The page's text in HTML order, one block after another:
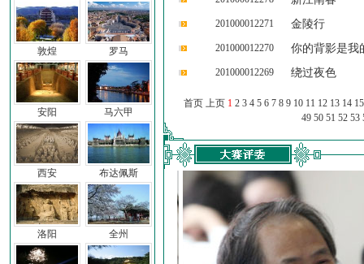
敦煌
安阳
西安
洛阳
罗马
马六甲
布达佩斯
全州
201000012271 金陵行
201000012270 你的背影是我
201000012269 绕过夜色
首页 上页 1 2 3 4 5 6 7 8 9 10 11 12 13 14 15
49 50 51 52 53